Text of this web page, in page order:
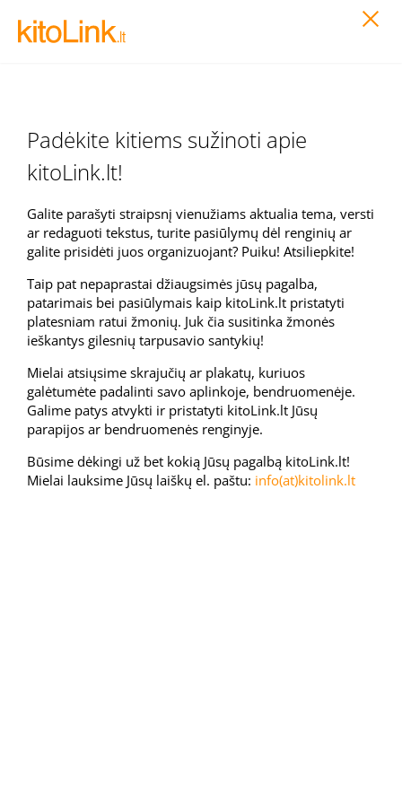
Padėkite kitiems sužinoti apie
kitoLink.lt!
Galite parašyti straipsnį vienužiams aktualia tema, versti
ar redaguoti tekstus, turite pasiūlymų dėl renginių ar
galite prisidėti juos organizuojant? Puiku! Atsiliepkite!
Taip pat nepaprastai džiaugsimės jūsų pagalba,
patarimais bei pasiūlymais kaip kitoLink.lt pristatyti
platesniam ratui žmonių. Juk čia susitinka žmonės
ieškantys gilesnių tarpusavio santykių!
Mielai atsiųsime skrajučių ar plakatų, kuriuos
galėtumėte padalinti savo aplinkoje, bendruomenėje.
Galime patys atvykti ir pristatyti kitoLink.lt Jūsų
parapijos ar bendruomenės renginyje.
Būsime dėkingi už bet kokią Jūsų pagalbą kitoLink.lt!
Mielai lauksime Jūsų laiškų el. paštu: info(at)kitolink.lt